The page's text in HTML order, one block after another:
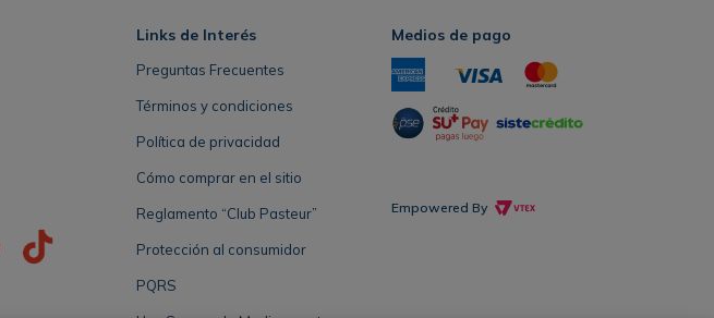
Links de Interés
Preguntas Frecuentes
Términos y condiciones
Política de privacidad
Cómo comprar en el sitio
Reglamento “Club Pasteur”
Protección al consumidor
PQRS
Medios de pago
Empowered By